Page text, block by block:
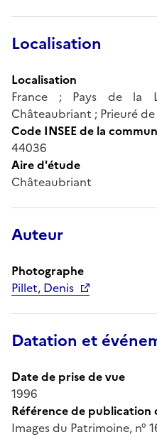
Localisation
Localisation
France ; Pays de la
Châteaubriant ; Prieuré
Code INSEE de la
44036
Aire d'étude
Châteaubriant
Auteur
Photographe
Pillet, Denis
Datation et
Date de prise de vue
1996
Référence de publication
Images du Patrimoine, n°